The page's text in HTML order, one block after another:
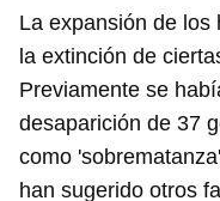
La expansión de los
la extinción de
Previamente se
desaparición de 37
como
han sugerido otros